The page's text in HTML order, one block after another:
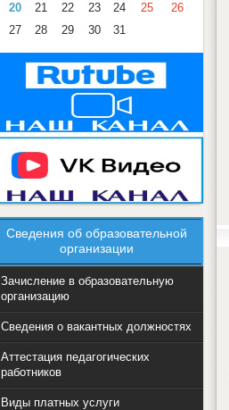
20
21 22 23 24 25
26
27
28 29 30 31
Сведения об образовательной
организации
Зачисление в образовательную
организацию
Сведения о вакантных должностях
Аттестация педагогических
работников
Виды платных услуги